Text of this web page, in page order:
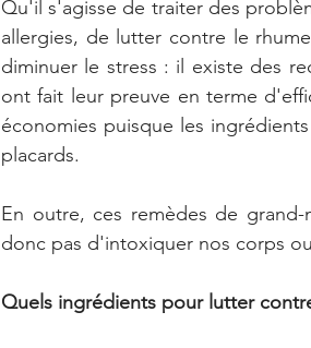
Qu'il s'agisse de traiter des
allergies, de lutter contre le
diminuer le stress : il existe des
ont fait leur preuve en terme
économies puisque les
placards.
En outre, ces remèdes de
donc pas d'intoxiquer nos corps
Quels ingrédients pour lutter